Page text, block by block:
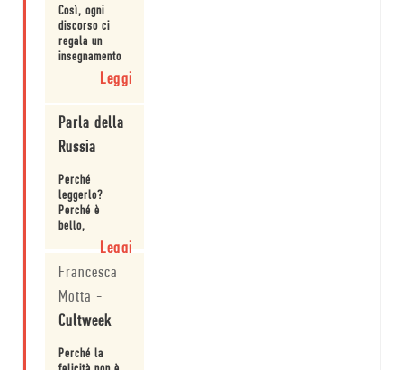
e
vorrei
che lo
fosse
Questo
scintillante
libretto
una
prova.
Così, ogni
discorso ci
regala un
insegnamento
diverso, ci
apre gli occhi
pagina dopo
avvertire che,
ai più piccli
dettagli, si può
nascondere la
felicità.
Leggi
Parla della
Russia
Perché
leggerlo?
Perché è
bello,
profondamente
breve,
interessante,
intelligente,
arguto,
umoristico.
Leggi
Francesca
Motta -
Cultweek
Perché la